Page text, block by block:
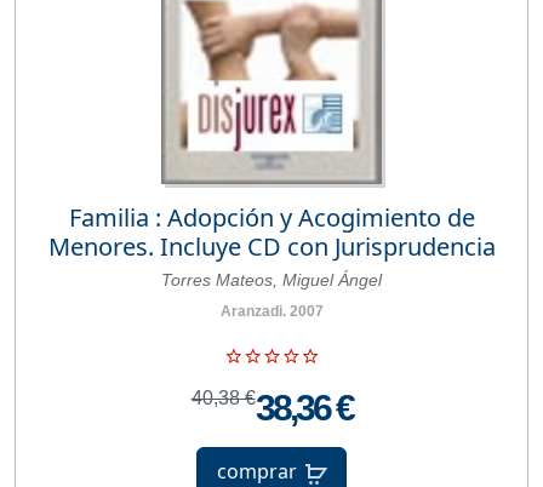
Familia : Adopción y Acogimiento de
Menores. Incluye CD con Jurisprudencia
Torres Mateos, Miguel Ángel
Aranzadi. 2007
40,38 €38,36 €
comprar